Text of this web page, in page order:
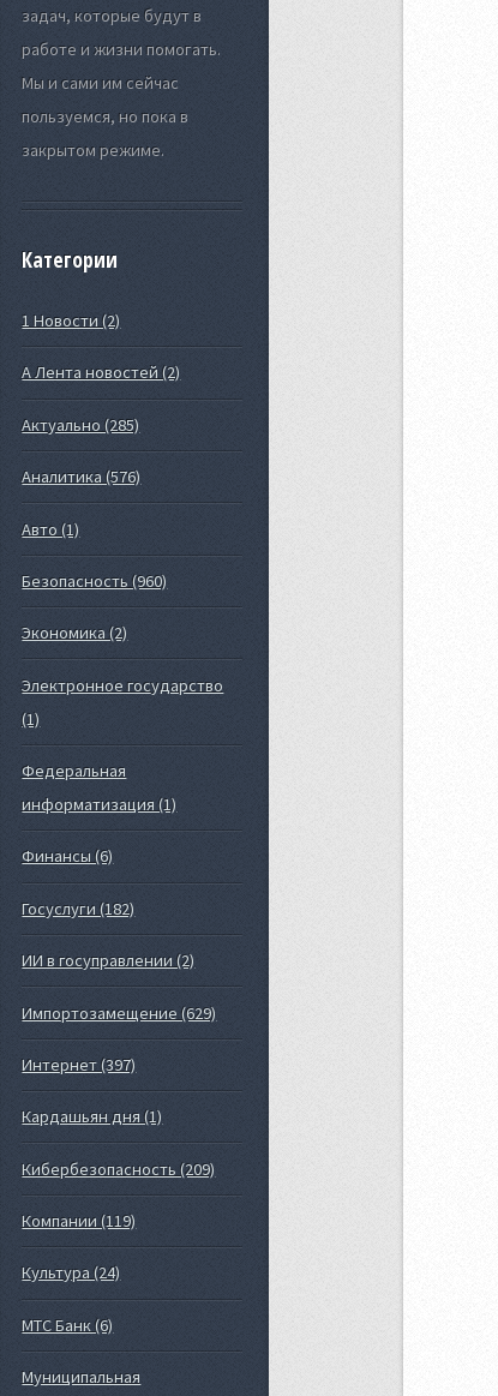
задач, которые будут в
работе и жизни помогать.
Мы и сами им сейчас
пользуемся, но пока в
закрытом режиме.
Категории
1 Новости (2)
А Лента новостей (2)
Актуально (285)
Аналитика (576)
Авто (1)
Безопасность (960)
Экономика (2)
Электронное государство
(1)
Федеральная
информатизация (1)
Финансы (6)
Госуслуги (182)
ИИ в госуправлении (2)
Импортозамещение (629)
Интернет (397)
Кардашьян дня (1)
Кибербезопасность (209)
Компании (119)
Культура (24)
МТС Банк (6)
Муниципальная